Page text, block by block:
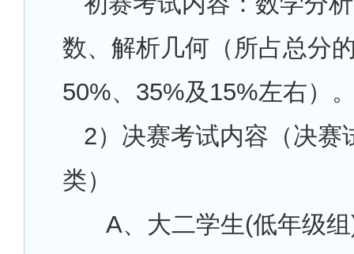
数、解析几何（所占总分
50%、35%及15%左右）
2）决赛考试内容（决赛
类）
A、大二学生(低年级